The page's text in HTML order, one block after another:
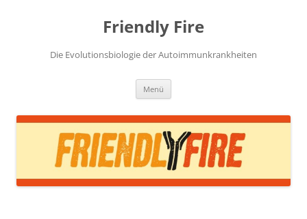
Friendly Fire
Die Evolutionsbiologie der Autoimmunkrankheiten
Menü